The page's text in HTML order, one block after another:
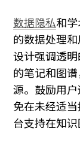
数据隐私和
的数据处理
设计强调透
的笔记和图
源。鼓励用
免在未经适
台支持在知